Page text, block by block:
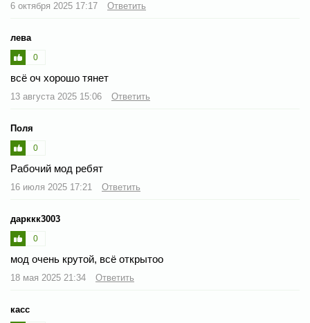
6 октября 2025 17:17 Ответить
лева
0
всё оч хорошо тянет
13 августа 2025 15:06 Ответить
Поля
0
Рабочий мод ребят
16 июля 2025 17:21 Ответить
дарккк3003
0
мод очень крутой, всё открытоо
18 мая 2025 21:34 Ответить
касс